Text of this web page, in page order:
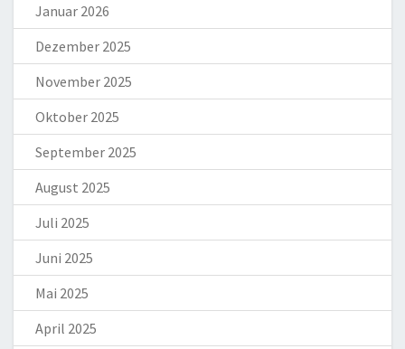
Januar 2026
Dezember 2025
November 2025
Oktober 2025
September 2025
August 2025
Juli 2025
Juni 2025
Mai 2025
April 2025